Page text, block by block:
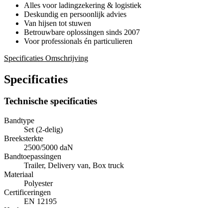
Alles voor ladingzekering & logistiek
Deskundig en persoonlijk advies
Van hijsen tot stuwen
Betrouwbare oplossingen sinds 2007
Voor professionals én particulieren
Specificaties Omschrijving
Specificaties
Technische specificaties
Bandtype
Set (2-delig)
Breeksterkte
2500/5000 daN
Bandtoepassingen
Trailer, Delivery van, Box truck
Materiaal
Polyester
Certificeringen
EN 12195